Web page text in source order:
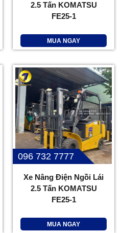
2.5 Tấn KOMATSU
FE25-1
MUA NGAY
096 732 7777
Xe Nâng Điện Ngồi Lái
2.5 Tấn KOMATSU
FE25-1
MUA NGAY